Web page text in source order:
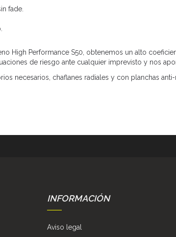
fade.
High Performance S50, obtenemos un alto
de riesgo ante cualquier imprevisto y nos
necesarios, chaflanes radiales y con planchas
INFORMACIÓN
Aviso legal